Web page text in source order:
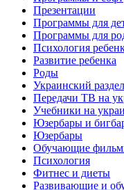
Презентации
Программы для
Программы для
Психология
Развитие ребенка
Роды
Украинский раздел
Передачи ТВ на
Учебники на
Юзербары и
Юзербары
Обучающие
Психология
Фитнес и диеты
Развивающие и